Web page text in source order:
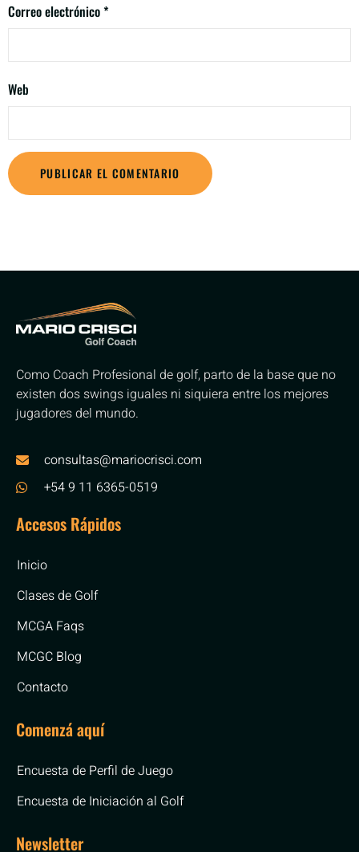
Correo electrónico*
Web
Como Coach Profesional de golf, parto de la base que no
existen dos swings iguales ni siquiera entre los mejores
jugadores del mundo.
consultas@mariocrisci.com
+54 9 11 6365-0519
Accesos Rápidos
Inicio
Clases de Golf
MCGA Faqs
MCGC Blog
Contacto
Comenzá aquí
Encuesta de Perfil de Juego
Encuesta de Iniciación al Golf
Newsletter